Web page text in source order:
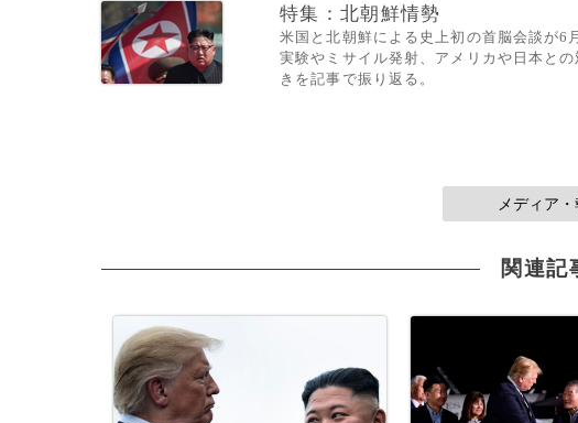
特集：北朝鮮情勢
米国と北朝鮮による史上初の首脳会談が6
実験やミサイル発射、アメリカや日本と
きを記事で振り返る。
メディア
関連記